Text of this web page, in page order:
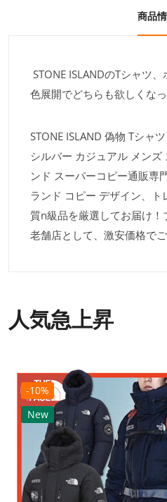
商品
STONE ISLANDのTシャツ
色展開でどちらも欲しくな
STONE ISLAND 偽物 Tシャ
シルバー カジュアル メンズ
ンド スーパーコピー通販専
ランド コピー デザイン、
質n級品を厳選してお届け！
老舗店として、激安価格でご
人気急上昇
-10%
New